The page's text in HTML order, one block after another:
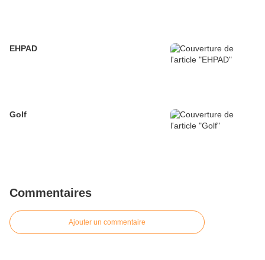
EHPAD
Golf
Commentaires
Ajouter un commentaire